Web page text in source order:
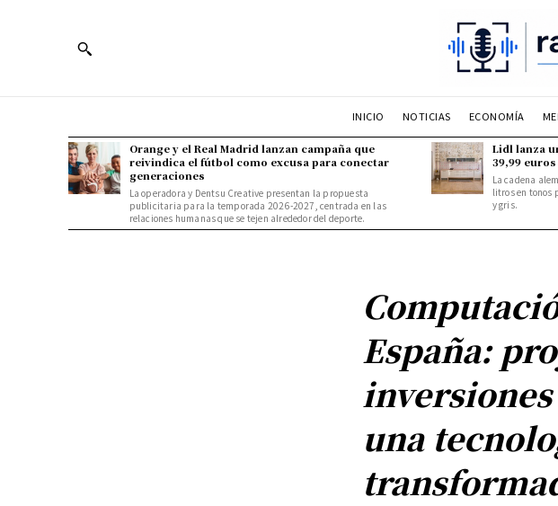
INICIO NOTICIAS ECONOMÍA
Orange y el Real Madrid lanzan campaña que
reivindica el fútbol como excusa para conectar
generaciones
La operadora y Dentsu Creative presentan la propuesta
publicitaria para la temporada 2026-2027, centrada en las
relaciones humanas que se tejen alrededor del deporte.
Lidl lanza
39,99
La cadena
litros en tonos
y gris.
España:
una